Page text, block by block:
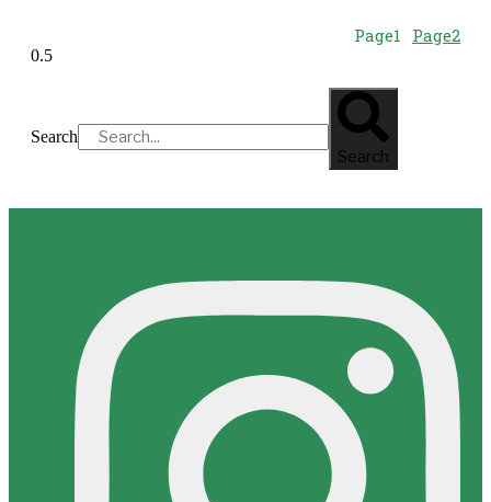
Page1 Page2
Search
Search